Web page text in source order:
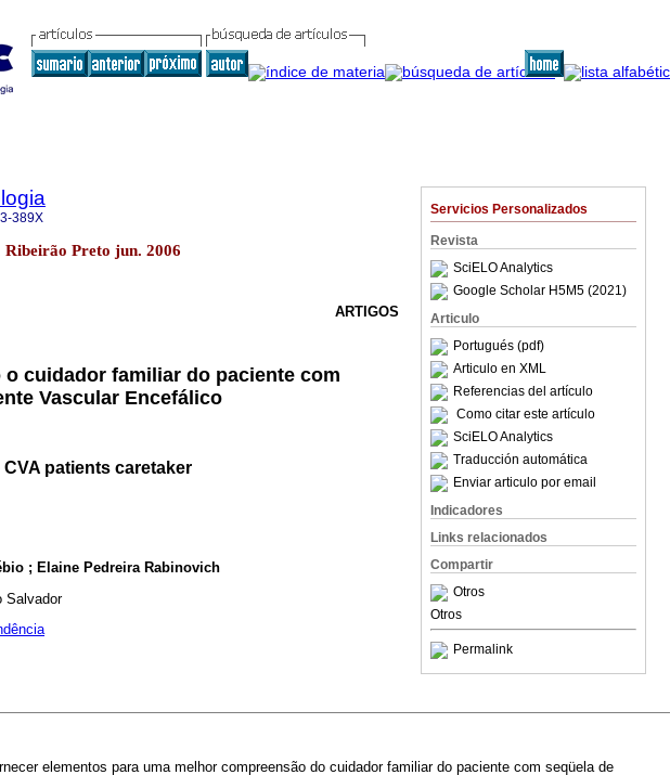
Servicios Personalizados
Revista
SciELO Analytics
Google Scholar H5M5 (2021)
Articulo
Portugués (pdf)
Articulo en XML
Referencias del artículo
Como citar este artículo
SciELO Analytics
Traducción automática
Enviar articulo por email
Indicadores
Links relacionados
Compartir
Otros
Otros
Permalink
389X
Ribeirão Preto jun. 2006
ARTIGOS
o cuidador familiar do paciente com
Vascular Encefálico
patients caretaker
; Elaine Pedreira Rabinovich
Salvador
elementos para uma melhor compreensão do cuidador familiar do paciente com seqüela de